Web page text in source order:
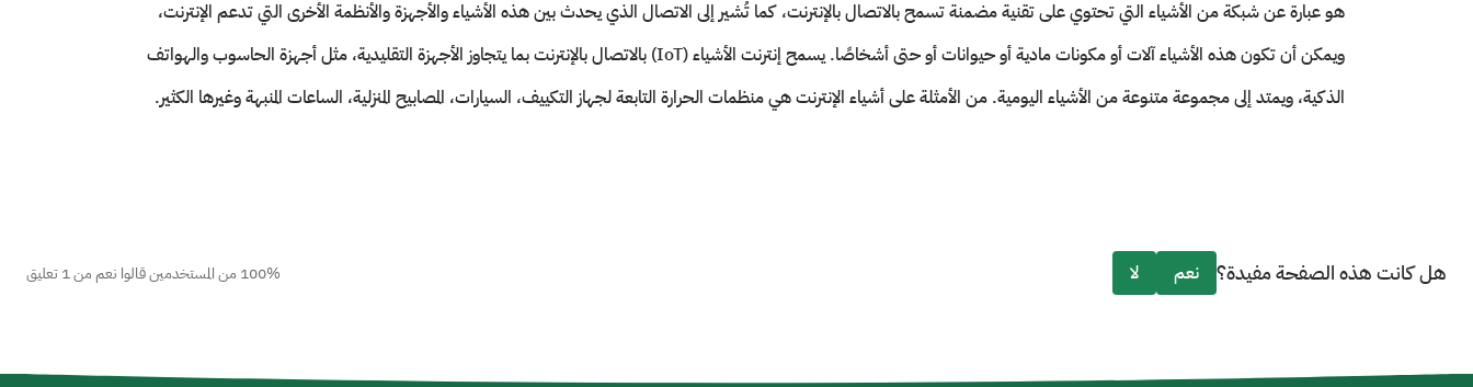
هو عبارة عن شبكة من الأشياء التي تحتوي على تقنية مضمنة تسمح بالاتصال بالإنترنت، كما تُشير إلى الاتصال الذي يحدث بين هذه الأشياء والأجهزة والأنظمة الأخرى التي تدعم الإنترنت،
ويمكن أن تكون هذه الأشياء آلات أو مكونات مادية أو حيوانات أو حتى أشخاصًا. يسمح إنترنت الأشياء (IoT) بالاتصال بالإنترنت بما يتجاوز الأجهزة التقليدية، مثل أجهزة الحاسوب والهواتف
الذكية، ويمتد إلى مجموعة متنوعة من الأشياء اليومية. من الأمثلة على أشياء الإنترنت هي منظمات الحرارة التابعة لجهاز التكييف، السيارات، المصابيح المنزلية، الساعات المنبهة وغيرها الكثير.
هل كانت هذه الصفحة مفيدة؟ نعم لا 100% من المستخدمين قالوا نعم من 1 تعليق